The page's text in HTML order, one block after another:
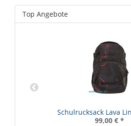
Top Angebote
Schulrucksack Lava
99,00 € *